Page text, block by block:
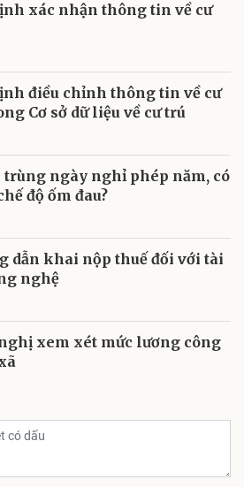
xác nhận thông tin về cư
điều chỉnh thông tin về cư
Cơ sở dữ liệu về cư trú
trùng ngày nghỉ phép năm, có
độ ốm đau?
dẫn khai nộp thuế đối với tài
nghệ
xem xét mức lương công